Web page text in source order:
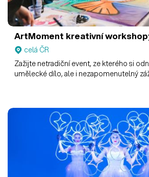
ArtMoment kreativní
celá ČR
Zažijte netradiční event, ze kterého si
umělecké dílo, ale i nezapomenutelný